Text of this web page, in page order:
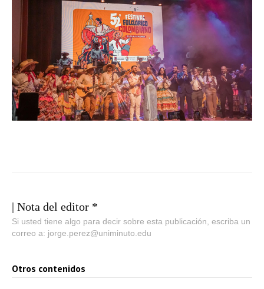
| Nota del editor *
Si usted tiene algo para decir sobre esta publicación, escriba un
correo a: jorge.perez@uniminuto.edu
Otros contenidos